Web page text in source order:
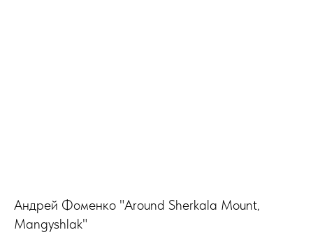
Андрей Фоменко "Around Sherkala Mount,
Mangyshlak"